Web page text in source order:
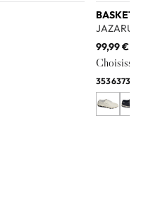
JAZARU
99,99 €
35363738